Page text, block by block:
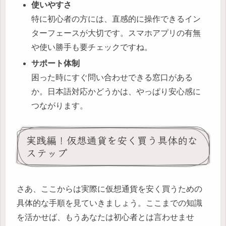
使いやすさ
特に初心者の方には、直感的に操作できるイン
ターフェースが大切です。スマホアプリの有無
や使い勝手も要チェックですね。
サポート体制
困った時にすぐ問い合わせできる窓口がある
か。日本語対応かどうかは、やっぱり安心感に
つながります。
実践編！仮想通貨を安く買う具体的な
ステップ
さあ、ここからは実際に仮想通貨を安く買うための
具体的な手順を見ていきましょう。ここまでの知識
を活かせば、もうあなたは初心者とは言わせませ